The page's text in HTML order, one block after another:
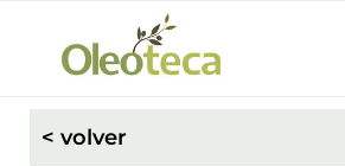
< volver